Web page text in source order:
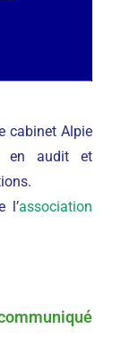
cabinet Alpie
en audit et
l’association